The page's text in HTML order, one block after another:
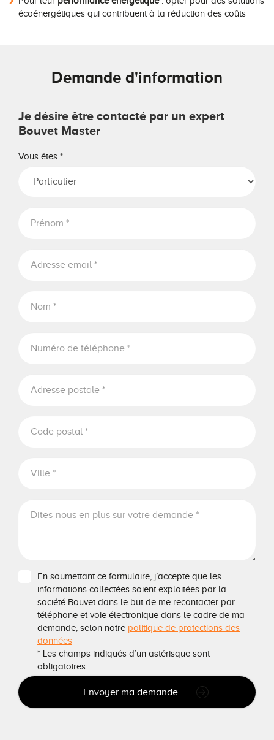
écoénergétiques qui contribuent à la réduction des coûts
Demande d'information
Je désire être contacté par un expert
Bouvet Master
Vous êtes *
En soumettant ce formulaire, j’accepte que les
informations collectées soient exploitées par la
société Bouvet dans le but de me recontacter par
téléphone et voie électronique dans le cadre de ma
demande, selon notre politique de protections des
données
* Les champs indiqués d’un astérisque sont
obligatoires
Envoyer ma demande